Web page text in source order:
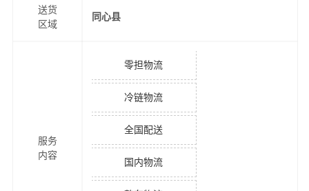
送货
区域
同心县
服务
内容
零担物流
冷链物流
全国配送
国内物流